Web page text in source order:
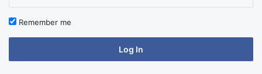
Remember me
Log In